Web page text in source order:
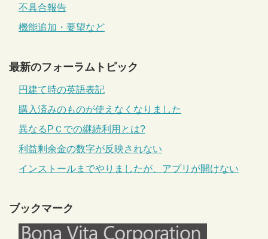
不具合報告
機能追加・要望など
最新のフォーラムトピック
円建て時の英語表記
購入済みのものが使えなくなりました
異なるPＣでの継続利用とは?
利益剰余金の数字が反映されない
インストールまでやりましたが、アプリが開けない
ブックマーク